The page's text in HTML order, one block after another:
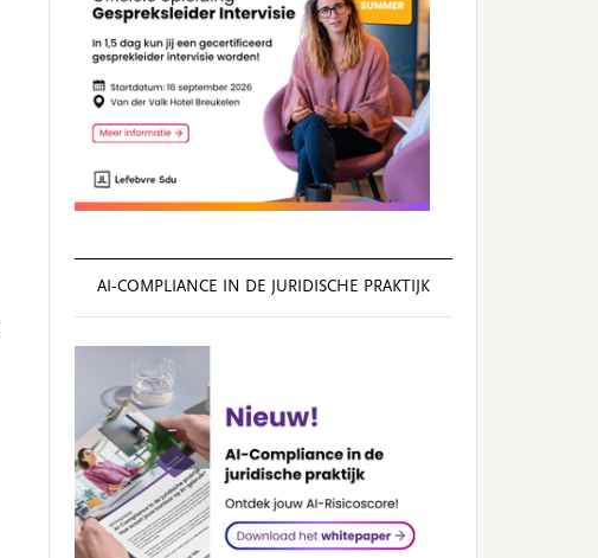
AI‑COMPLIANCE IN DE JURIDISCHE PRAKTIJK